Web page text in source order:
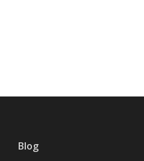
Blog